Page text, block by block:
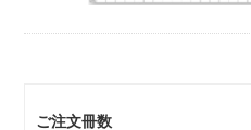
ご注文冊数